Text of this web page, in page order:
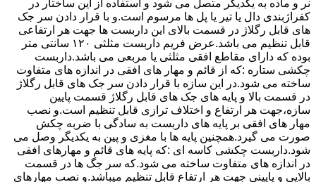
نر و ماده به یکدیگر متصل می شود و استفاده از این ساختار در
کفراژبندی دال یا تیر یا پل ها مرسوم است.و با قرار دادن سر جک
های قابل رگلاژ در قسمت بالای این داربست ها جهت هر ارتفاعی
قابل تنظیم می باشد.عرض فریم داربست مثلثی ۱۲۰ سانتی متر
بوده که دارای مقاطع افقی مثلثی یا مربعی می باشد.داربست
چکشی ستاره :که از قائم و مهار های افقی در اندازه های متفاوت
ساخته می شود.در این سازه با قرار دادن سر جک های قابل رگلاژ
در قسمت بالا و پایه های جک های قابل رگلاژ قسمت پایین
سازه،جهت هر ارتفاع و اختلاف ترازی قابل تنظیم است.و نصب
مهار های افقی بر پایه های داربست به سادگی با ضربه چکش
صورت می گیرد.همچنین پایه ها با مغزی و پین به یکدیگر وصل می
شود.داربست چکشی کاسه ای :که پایه های قائم و مهارهای افقی
در اندازه های متفاوت ساخته می شود.که سر جگ ها در قسمت
بالایی و پایینی جهت هر ارتفاع قابل تنظیم میباشد.و نصب مهارهای